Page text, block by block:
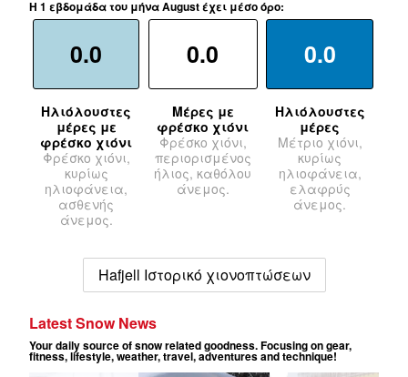
Η 1 εβδομάδα του μήνα August έχει μέσο όρο:
0.0
Ηλιόλουστες
μέρες με
φρέσκο χιόνι
Φρέσκο χιόνι,
κυρίως
ηλιοφάνεια,
ασθενής
άνεμος.
0.0
Μέρες με
φρέσκο χιόνι
Φρέσκο χιόνι,
περιορισμένος
ήλιος, καθόλου
άνεμος.
0.0
Ηλιόλουστες
μέρες
Μέτριο χιόνι,
κυρίως
ηλιοφάνεια,
ελαφρύς
άνεμος.
Hafjell Ιστορικό χιονοπτώσεων